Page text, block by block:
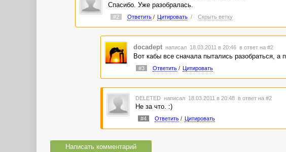
Спасибо. Уже разобралась.
#2 Ответить/ Цитировать / Скрыть ветку
docadept написал 18.03.2011 в 20:46 в ответ на #2
Вот кабы все сначала пытались разобраться, а
#3 Ответить/ Цитировать
DELETED написал 18.03.2011 в 20:48 в ответ на #2
Не за что. :)
#4 Ответить/ Цитировать
Написать комментарий